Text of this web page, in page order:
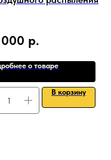
000 р.
о товаре
В корзину